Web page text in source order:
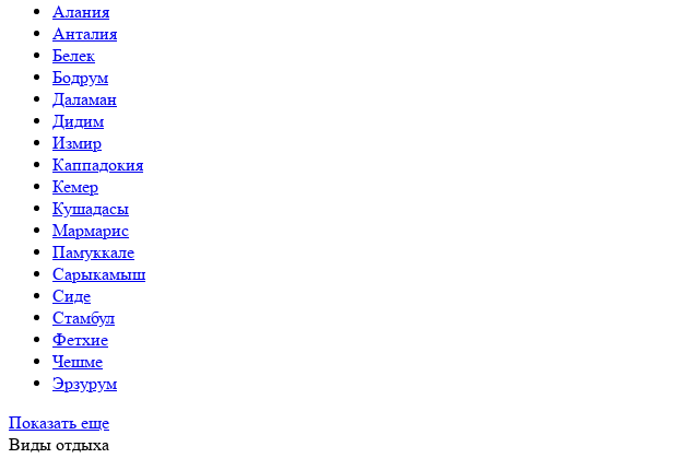
Алания
Анталия
Белек
Бодрум
Даламан
Дидим
Измир
Каппадокия
Кемер
Кушадасы
Мармарис
Памуккале
Сарыкамыш
Сиде
Стамбул
Фетхие
Чешме
Эрзурум
Показать еще
Виды отдыха